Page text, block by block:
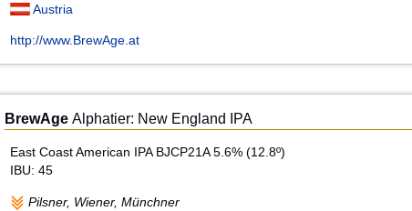
Austria
http://www.BrewAge.at
BrewAge Alphatier: New England IPA
East Coast American IPA BJCP21A 5.6% (12.8º)
IBU: 45
Pilsner, Wiener, Münchner